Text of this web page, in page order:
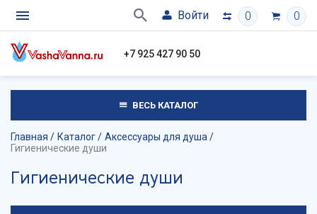
Войти 0 0
+7 925 427 90 50
ВЕСЬ КАТАЛОГ
Главная Каталог
Аксессуары для душа
Гигиенические души
Гигиенические души